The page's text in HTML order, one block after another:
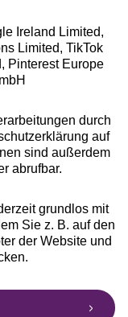
Ireland Limited,
Limited, TikTok
Pinterest Europe
durch
auf
sind außerdem
abrufbar.
grundlos mit
Sie z. B. auf den
der Website und